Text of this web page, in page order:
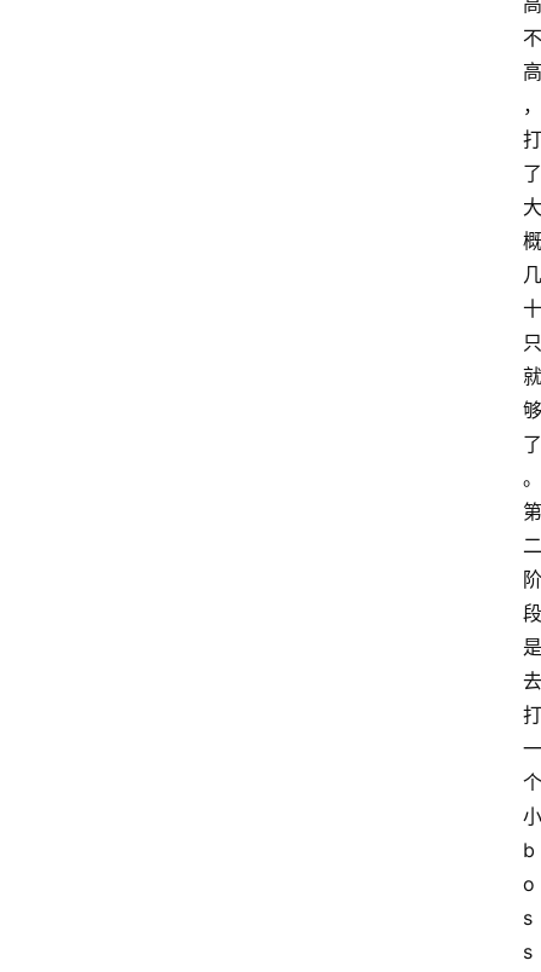
不
高
，
打
了
大
概
几
十
只
就
够
了
。
第
二
阶
段
是
去
打
一
个
小
b
o
s
s